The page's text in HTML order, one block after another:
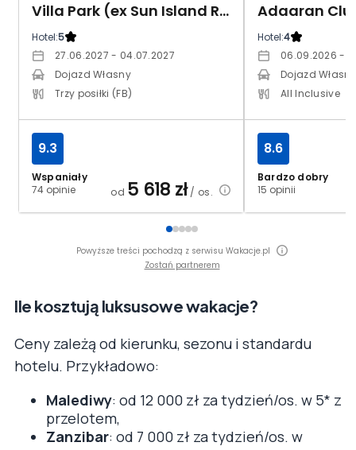
Villa Park (ex Sun Island Resort & Spa)
Hotel:5
27.06.2027 - 04.07.2027
Dojazd Własny
Trzy posiłki (FB)
Wspaniały
74 opinie
9.3
od 5 618 zł/ os.
Adaaran
Hotel:4
06.09.2026 -
Dojazd Własny
All Inclusive
Bardzo dobry
15 opinii
8.6
Powyższe treści pochodzą z serwisu Wakacje.pl
Zostań partnerem
Ile kosztują luksusowe wakacje?
Ceny zależą od kierunku, sezonu i standardu
hotelu. Przykładowo:
Malediwy: od 12 000 zł za tydzień/os. w 5* z
przelotem,
Zanzibar: od 7 000 zł za tydzień/os. w